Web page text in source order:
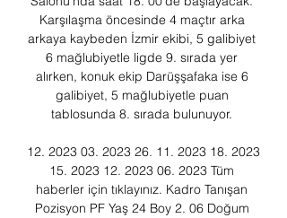
Karşılaşma öncesinde 4 maçtır arka
arkaya kaybeden İzmir ekibi, 5 galibiyet
6 mağlubiyetle ligde 9. sırada yer
alırken, konuk ekip Darüşşafaka ise 6
galibiyet, 5 mağlubiyetle puan
tablosunda 8. sırada bulunuyor.
12. 2023 03. 2023 26. 11. 2023 18. 2023
15. 2023 12. 2023 06. 2023 Tüm
haberler için tıklayınız. Kadro Tanışan
Pozisyon PF Yaş 24 Boy 2. 06 Doğum